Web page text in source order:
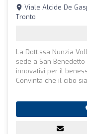
Viale Alcide De
Tronto
La Dott.ssa Nunzia
sede a San
innovativi per il
Convinta che il cibo